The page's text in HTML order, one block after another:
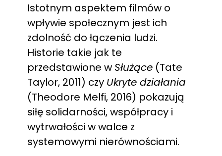
Istotnym aspektem filmów o
wpływie społecznym jest ich
zdolność do łączenia ludzi.
Historie takie jak te
przedstawione w Służące(Tate
Taylor, 2011) czy Ukryte działania
(Theodore Melfi, 2016) pokazują
siłę solidarności, współpracy i
wytrwałości w walce z
systemowymi nierównościami.